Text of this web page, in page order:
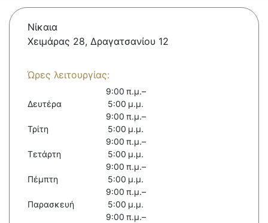
Νίκαια
Χειμάρας 28, Δραγατσανίου 12
Ώρες λειτουργίας:
Δευτέρα
9:00 π.μ.–
5:00 μ.μ.
Τρίτη
9:00 π.μ.–
5:00 μ.μ.
Τετάρτη
9:00 π.μ.–
5:00 μ.μ.
Πέμπτη
9:00 π.μ.–
5:00 μ.μ.
Παρασκευή
9:00 π.μ.–
5:00 μ.μ.
9:00 π.μ.–